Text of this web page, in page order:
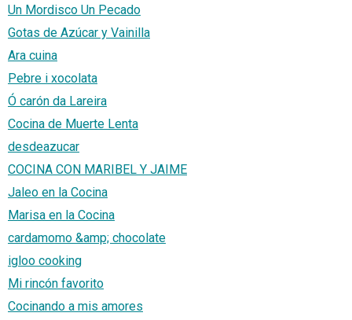
Un Mordisco Un Pecado
Gotas de Azúcar y Vainilla
Ara cuina
Pebre i xocolata
Ó carón da Lareira
Cocina de Muerte Lenta
desdeazucar
COCINA CON MARIBEL Y JAIME
Jaleo en la Cocina
Marisa en la Cocina
cardamomo &amp; chocolate
igloo cooking
Mi rincón favorito
Cocinando a mis amores